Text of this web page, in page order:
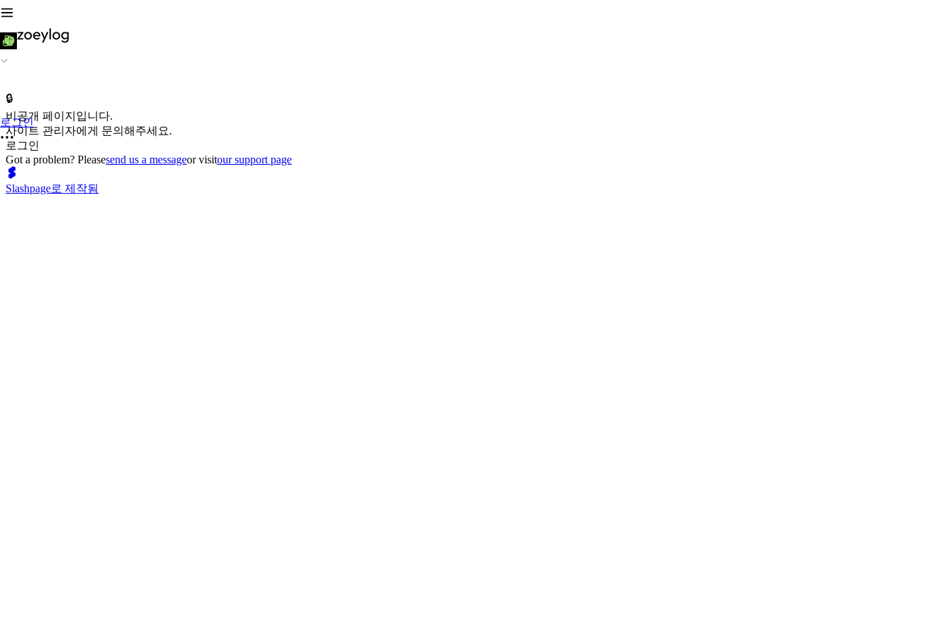
로그인
🔒
비공개 페이지입니다.
사이트 관리자에게 문의해주세요.
로그인
Got a problem? Pleasesend us a messageor visitour support page
Slashpage로 제작됨